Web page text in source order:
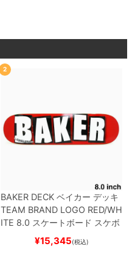
2
BAKER DECK ベイカー デッキ
TEAM BRAND LOGO RED/WH
ITE 8.0 スケートボード スケボ
¥15,345(税込)